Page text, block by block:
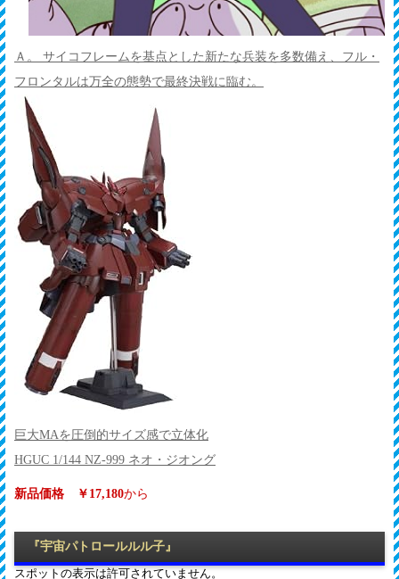
Ａ。 サイコフレームを基点とした新たな兵装を多数備え、フル・
フロンタルは万全の態勢で最終決戦に臨む。
巨大MAを圧倒的サイズ感で立体化
HGUC 1/144 NZ-999 ネオ・ジオング
新品価格 ￥17,180から
『宇宙パトロールルル子』